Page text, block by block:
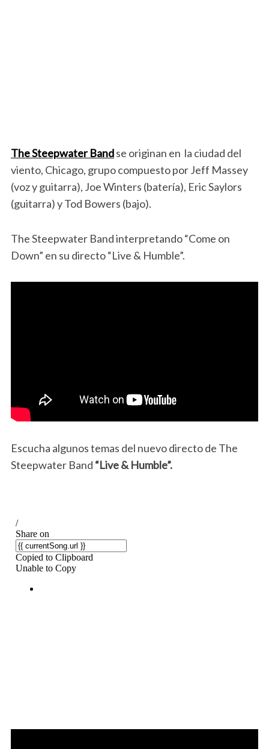
The Steepwater Bandse originan en la ciudad del
viento, Chicago, grupo compuesto por Jeff Massey
(voz y guitarra), Joe Winters (batería), Eric Saylors
(guitarra) y Tod Bowers (bajo).
The Steepwater Band interpretando “Come on
Down” en su directo “Live & Humble”.
Escucha algunos temas del nuevo directo de The
Steepwater Band “Live & Humble”.